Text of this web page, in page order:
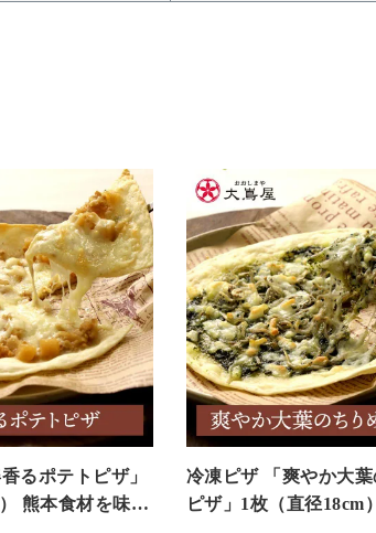
るポテトピザ」
熊本食材を味わ
冷凍ピザ 「爽やか大
ピザ」1枚（直径18cm